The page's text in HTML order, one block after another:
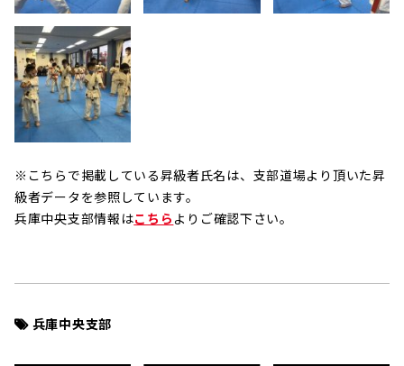
※こちらで掲載している昇級者氏名は、支部道場より頂いた昇
級者データを参照しています。
兵庫中央支部情報はこちら よりご確認下さい。
兵庫中央支部